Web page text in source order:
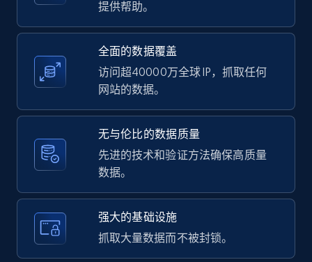
LinkedIn posts - Discover user's articles by
URL
text, Date posted, and more.
11.3K+ 1.5K+ 注册使用
LinkedIn posts - Discover posts by Profile
URL
提供帮助。
全面的数据覆盖
访问超40000万全球 IP，抓取任何
网站的数据。
无与伦比的数据质量
先进的技术和验证方法确保高质量
数据。
强大的基础设施
抓取大量数据而不被封锁。